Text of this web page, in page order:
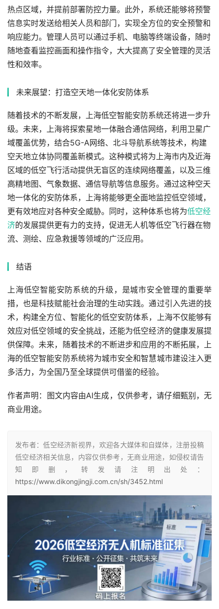
热点区域，并提前部署防控力量。此外，系统还能够将预警
信息实时发送给相关人员和部门，实现全方位的安全预警和
响应能力。管理人员可以通过手机、电脑等终端设备，随时
随地查看监控画面和操作指令，大大提高了安全管理的灵活
性和效率。
未来展望：打造空天地一体化安防体系
随着技术的不断发展，上海低空智能安防系统还将进一步升
级。未来，上海将探索星地一体融合通信网络，利用卫星广
域覆盖优势，结合5G-A网络、北斗导航系统等技术，构建
空天地立体协同覆盖新模式。这种模式将为上海市内及近海
区域的低空飞行活动提供无盲区的连续网络覆盖，以及三维
高精地图、气象数据、通信导航等信息服务。通过这种空天
地一体化的安防体系，上海将能够更全面地监控低空领域，
更有效地应对各种安全威胁。同时，这种体系也将为低空经
济的发展提供更有力的支持，促进无人机等低空飞行器在物
流、测绘、应急救援等领域的广泛应用。
结语
上海低空智能安防系统的升级，是城市安全管理的重要举
措，也是科技赋能社会治理的生动实践。通过引入先进的技
术，构建全方位、智能化的低空安防体系，上海不仅能够有
效应对低空领域的安全挑战，还能为低空经济的健康发展提
供保障。未来，随着技术的不断进步和应用的不断拓展，上
海的低空智能安防系统将为城市安全和智慧城市建设注入更
多活力，为全国乃至全球提供可借鉴的经验。
作者声明：图文内容由AI生成，仅供参考，请仔细甄别，无
商业用途。
发布者：低空经济新视界，欢迎各大媒体和自媒体，注册投稿
低空经济相关信息，内容仅供参考，无商业用途，如侵权请告
知即删，转发请注明出处：
https://www.dikongjingji.com.cn/sh/3452.html